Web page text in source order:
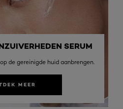
SERUM
op de gereinigde huid aanbrengen.
MEER